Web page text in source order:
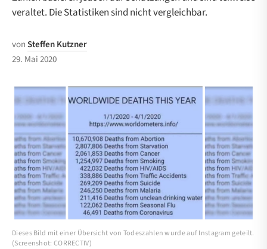
veraltet. Die Statistiken sind nicht vergleichbar.
vonSteffen Kutzner
29. Mai 2020
Dieses Bild mit einer Übersicht von Todeszahlen wurde auf Instagram geteilt.
(Screenshot: CORRECTIV)